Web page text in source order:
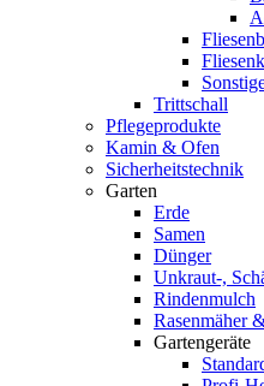
Trittschall
Pflegeprodukte
Kamin & Ofen
Sicherheitstechnik
Garten
Erde
Samen
Dünger
Unkraut-,
Rindenmulch
Rasenmäher
Gartengeräte